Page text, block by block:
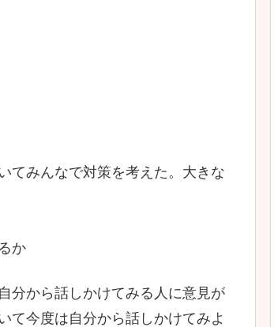
てみんなで対策を考えた。大きな
か
分から話しかけてみる人に意見が
て今度は自分から話しかけてみよ